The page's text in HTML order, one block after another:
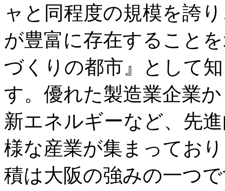
ャと同程度の規模を誇
が豊富に存在すること
づくりの都市』として
す。優れた製造業企業
新エネルギーなど、先
様な産業が集まってお
積は大阪の強みの一つ